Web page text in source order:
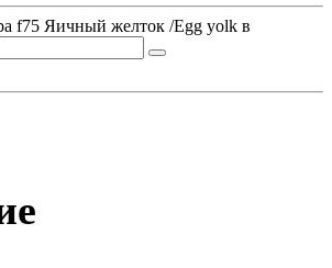
f75 Яичный желток /Egg yolk в